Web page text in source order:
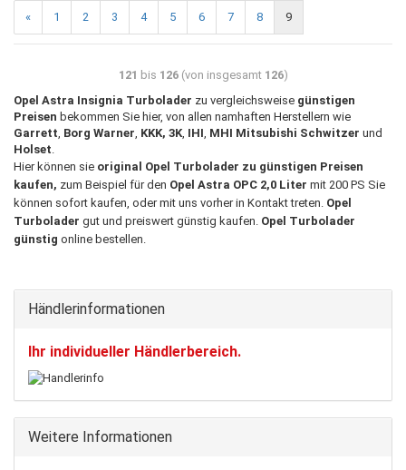
« 1 2 3 4 5 6 7 8 9
121 bis 126(von insgesamt 126)
Opel Astra Insignia Turbolader zu vergleichsweise günstigen
Preisen bekommen Sie hier, von allen namhaften Herstellern wie
Garrett Borg Warner KKK, 3K IHI MHI Mitsubishi Schwitzer und
Holset
Hier können sie original Opel Turbolader zu günstigen Preisen
kaufen, zum Beispiel für den Opel Astra OPC 2,0 Liter mit 200 PS Sie
können sofort kaufen, oder mit uns vorher in Kontakt treten. Opel
Turbolader gut und preiswert günstig kaufen Opel Turbolader
günstig online bestellen.
Händlerinformationen
Ihr individueller Händlerbereich.
Weitere Informationen